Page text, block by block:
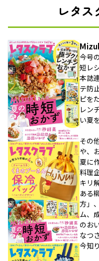
レタス
今号
短レ
本誌
テ防
ピを
レン
い夏
その
や、
夏に
料理
キリ
ある
方」
ム、
のお
なつ
今知